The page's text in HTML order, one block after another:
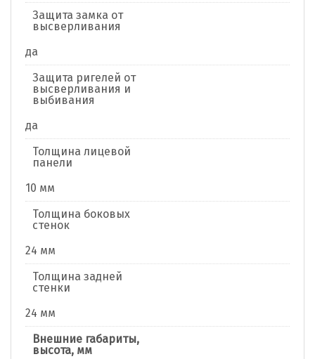
Защита замка от
высверливания
да
Защита ригелей от
высверливания и
выбивания
да
Толщина лицевой
панели
10 мм
Толщина боковых
стенок
24 мм
Толщина задней
стенки
24 мм
Внешние габариты,
высота, мм